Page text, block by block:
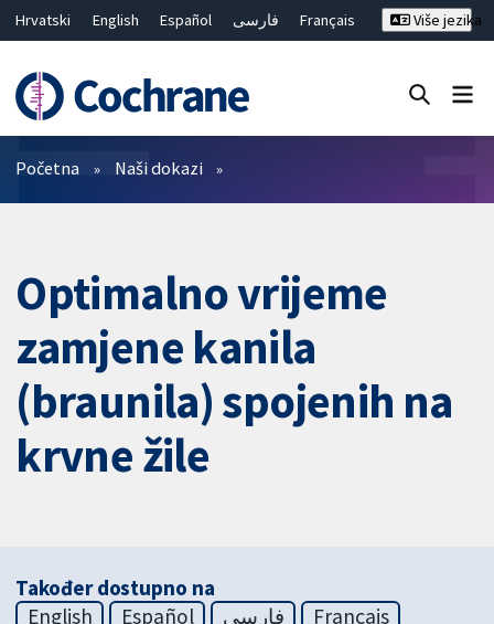
Hrvatski English Español فارسی
Français
繁體中文
简体中文
Više jezika
Prečistači
Početna Naši dokazi
Optimalno vrijeme
zamjene kanila
(braunila) spojenih na
krvne žile
Također dostupno na
English
Español فارسی
Français